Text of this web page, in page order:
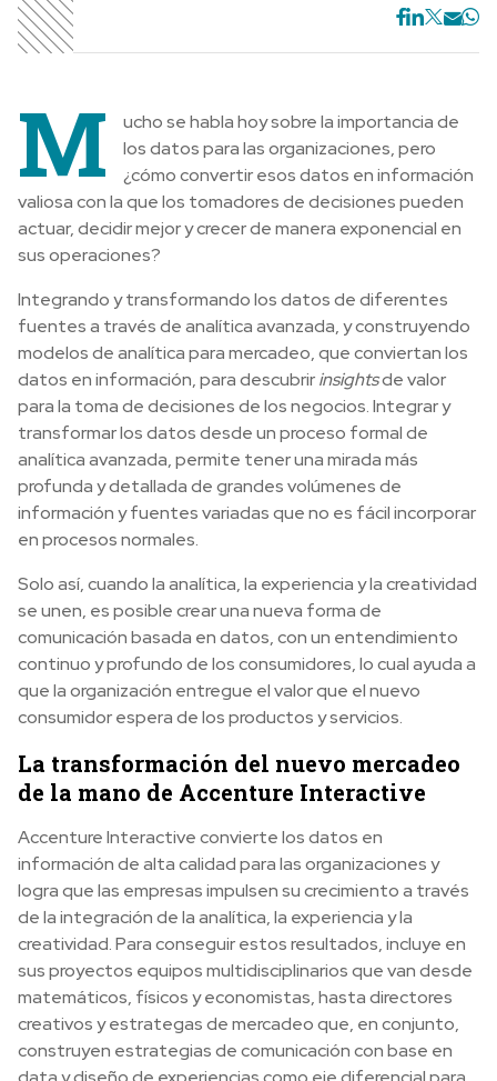
M
ucho se habla hoy sobre la importancia de
los datos para las organizaciones, pero
¿cómo convertir esos datos en información
valiosa con la que los tomadores de decisiones pueden
actuar, decidir mejor y crecer de manera exponencial en
sus operaciones?
Integrando y transformando los datos de diferentes
fuentes a través de analítica avanzada, y construyendo
modelos de analítica para mercadeo, que conviertan los
datos en información, para descubririnsightsde valor
para la toma de decisiones de los negocios. Integrar y
transformar los datos desde un proceso formal de
analítica avanzada, permite tener una mirada más
profunda y detallada de grandes volúmenes de
información y fuentes variadas que no es fácil incorporar
en procesos normales.
Solo así, cuando la analítica, la experiencia y la creatividad
se unen, es posible crear una nueva forma de
comunicación basada en datos, con un entendimiento
continuo y profundo de los consumidores, lo cual ayuda a
que la organización entregue el valor que el nuevo
consumidor espera de los productos y servicios.
La transformación del nuevo mercadeo
de la mano de Accenture Interactive
Accenture Interactive convierte los datos en
información de alta calidad para las organizaciones y
logra que las empresas impulsen su crecimiento a través
de la integración de la analítica, la experiencia y la
creatividad. Para conseguir estos resultados, incluye en
sus proyectos equipos multidisciplinarios que van desde
matemáticos, físicos y economistas, hasta directores
creativos y estrategas de mercadeo que, en conjunto,
construyen estrategias de comunicación con base en